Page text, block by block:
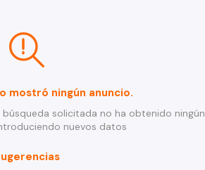
mostró ningún anuncio.
solicitada no ha obtenido ningún
nuevos datos